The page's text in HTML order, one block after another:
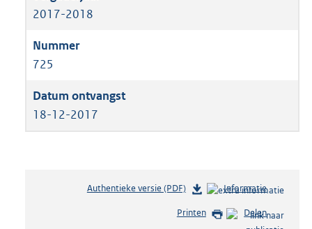
2017-2018
725
18-12-2017
Authentieke versie (PDF)b
s
Informatie
Printen Delen